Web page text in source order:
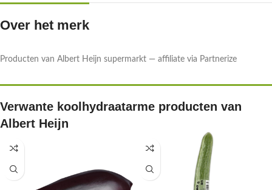
Over het merk
Producten van Albert Heijn supermarkt — affiliate via Partnerize
Verwante koolhydraatarme producten van
Albert Heijn